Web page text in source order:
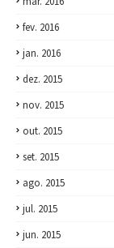
fev. 2016
jan. 2016
dez. 2015
nov. 2015
out. 2015
set. 2015
ago. 2015
jul. 2015
jun. 2015